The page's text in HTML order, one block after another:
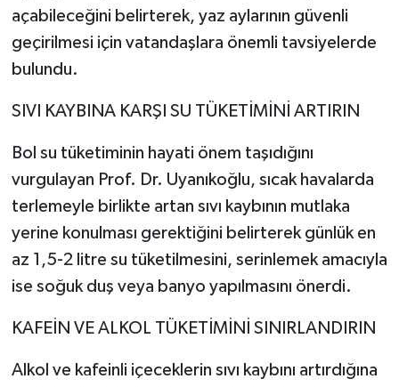
açabileceğini belirterek, yaz aylarının güvenli
geçirilmesi için vatandaşlara önemli tavsiyelerde
bulundu.
SIVI KAYBINA KARŞI SU TÜKETİMİNİ ARTIRIN
Bol su tüketiminin hayati önem taşıdığını
vurgulayan Prof. Dr. Uyanıkoğlu, sıcak havalarda
terlemeyle birlikte artan sıvı kaybının mutlaka
yerine konulması gerektiğini belirterek günlük en
az 1,5-2 litre su tüketilmesini, serinlemek amacıyla
ise soğuk duş veya banyo yapılmasını önerdi.
KAFEİN VE ALKOL TÜKETİMİNİ SINIRLANDIRIN
Alkol ve kafeinli içeceklerin sıvı kaybını artırdığına